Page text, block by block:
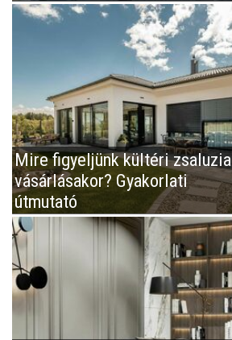
Mire figyeljünk kültéri zsaluzia
vásárlásakor? Gyakorlati
útmutató